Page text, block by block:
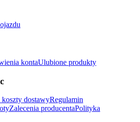
kontaUlubione produkty
dostawyRegulamin
Zalecenia producentaPolityka